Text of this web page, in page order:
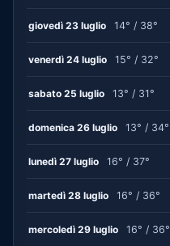
giovedì 23 luglio 14° / 38°
venerdì 24 luglio 15° / 32°
sabato 25 luglio 13° / 31°
domenica 26 luglio 13° / 34°
lunedì 27 luglio 16° / 37°
martedì 28 luglio 16° / 36°
mercoledì 29 luglio 16° / 36°